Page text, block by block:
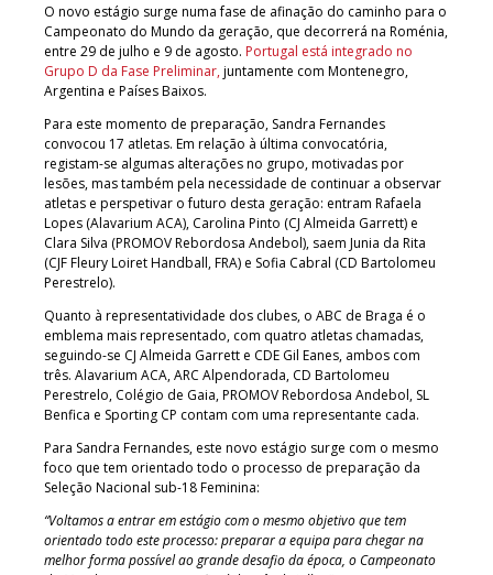
O novo estágio surge numa fase de afinação do caminho para o
Campeonato do Mundo da geração, que decorrerá na Roménia,
entre 29 de julho e 9 de agosto. Portugal está integrado no
Grupo D da Fase Preliminar,juntamente com Montenegro,
Argentina e Países Baixos.
Para este momento de preparação, Sandra Fernandes
convocou 17 atletas. Em relação à última convocatória,
registam-se algumas alterações no grupo, motivadas por
lesões, mas também pela necessidade de continuar a observar
atletas e perspetivar o futuro desta geração: entram Rafaela
Lopes (Alavarium ACA), Carolina Pinto (CJ Almeida Garrett) e
Clara Silva (PROMOV Rebordosa Andebol), saem Junia da Rita
(CJF Fleury Loiret Handball, FRA) e Sofia Cabral (CD Bartolomeu
Perestrelo).
Quanto à representatividade dos clubes, o ABC de Braga é o
emblema mais representado, com quatro atletas chamadas,
seguindo-se CJ Almeida Garrett e CDE Gil Eanes, ambos com
três. Alavarium ACA, ARC Alpendorada, CD Bartolomeu
Perestrelo, Colégio de Gaia, PROMOV Rebordosa Andebol, SL
Benfica e Sporting CP contam com uma representante cada.
Para Sandra Fernandes, este novo estágio surge com o mesmo
foco que tem orientado todo o processo de preparação da
Seleção Nacional sub-18 Feminina:
“Voltamos a entrar em estágio com o mesmo objetivo que tem
orientado todo este processo: preparar a equipa para chegar na
melhor forma possível ao grande desafio da época, o Campeonato